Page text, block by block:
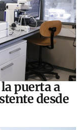
puerta a
desde